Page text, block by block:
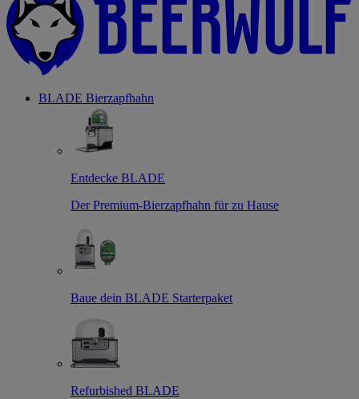
BLADE Bierzapfhahn
Entdecke BLADE
Der Premium-Bierzapfhahn für zu Hause
Baue dein BLADE Starterpaket
Refurbished BLADE